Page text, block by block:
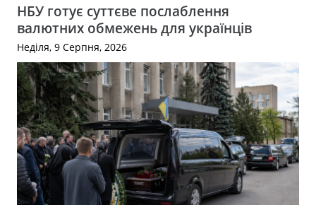
НБУ готує суттєве послаблення
валютних обмежень для українців
Неділя, 9 Серпня, 2026